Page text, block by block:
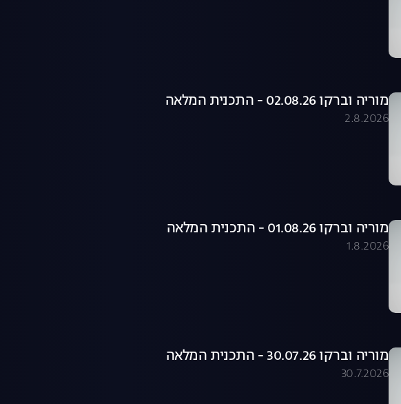
מוריה וברקו 02.08.26 - התכנית המלאה
2.8.2026
מוריה וברקו 01.08.26 - התכנית המלאה
1.8.2026
מוריה וברקו 30.07.26 - התכנית המלאה
30.7.2026